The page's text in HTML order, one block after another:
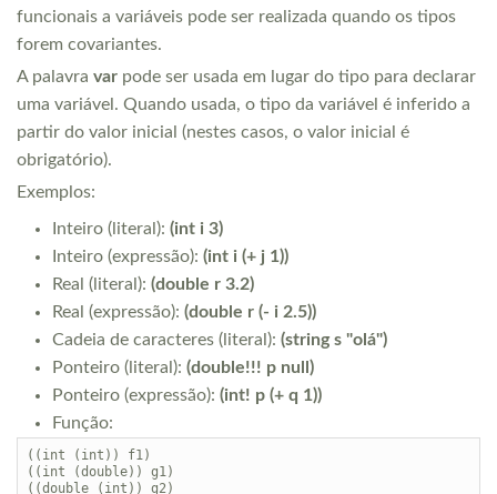
funcionais a variáveis pode ser realizada quando os tipos
forem covariantes.
A palavra var pode ser usada em lugar do tipo para declarar
uma variável. Quando usada, o tipo da variável é inferido a
partir do valor inicial (nestes casos, o valor inicial é
obrigatório).
Exemplos:
Inteiro (literal): (int i 3)
Inteiro (expressão): (int i (+ j 1))
Real (literal): (double r 3.2)
Real (expressão): (double r (- i 2.5))
Cadeia de caracteres (literal): (string s "olá")
Ponteiro (literal): (double!!! p null)
Ponteiro (expressão): (int! p (+ q 1))
Função:
((int (int)) f1)
((int (double)) g1)
((double (int)) g2)